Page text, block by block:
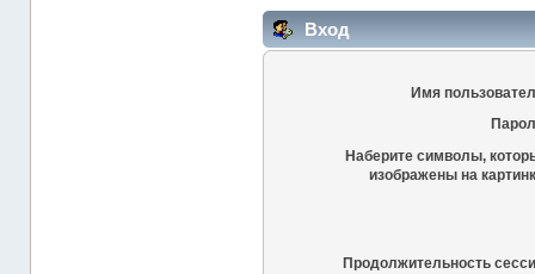
Вход
Имя
Наберите символы,
изображены на
Продолжительность